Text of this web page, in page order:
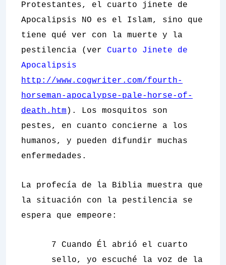
Protestantes, el cuarto jinete de
Apocalipsis NO es el Islam, sino que
tiene qué ver con la muerte y la
pestilencia (ver Cuarto Jinete de
Apocalipsis
http://www.cogwriter.com/fourth-
horseman-apocalypse-pale-horse-of-
death.htm ). Los mosquitos son
pestes, en cuanto concierne a los
humanos, y pueden difundir muchas
enfermedades.
La profecía de la Biblia muestra que
la situación con la pestilencia se
espera que empeore:
7 Cuando Él abrió el cuarto
sello, yo escuché la voz de la